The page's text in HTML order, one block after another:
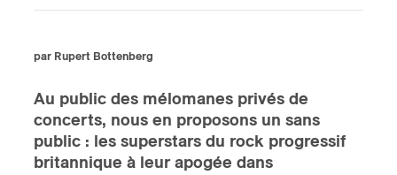
par Rupert Bottenberg
Au public des mélomanes privés de
concerts, nous en proposons un sans
public : les superstars du rock progressif
britannique à leur apogée dans